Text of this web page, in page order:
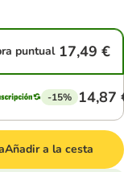
puntual 17,49 €
-15% 14,87
Añadir a la cesta